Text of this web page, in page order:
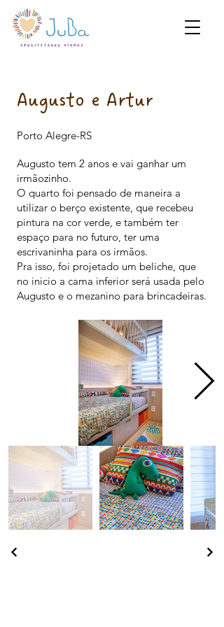
Augusto e Artur
Porto Alegre-RS
Augusto tem 2 anos e vai ganhar um
irmãozinho.
O quarto foi pensado de maneira a
utilizar o berço existente, que recebeu
pintura na cor verde, e também ter
espaço para no futuro, ter uma
escrivaninha para os irmãos.
Pra isso, foi projetado um beliche, que
no inicio a cama inferior será usada pelo
Augusto e o mezanino para brincadeiras.